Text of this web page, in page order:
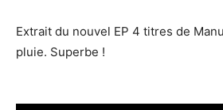
Extrait du nouvel EP 4 titres de
pluie. Superbe !